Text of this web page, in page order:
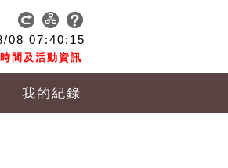
08 07:40:16
間及活動資訊
我的紀錄